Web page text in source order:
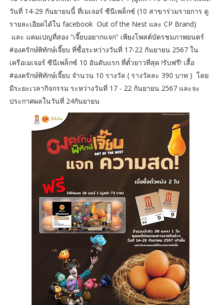
วันที่ 14-29 กันยายนนี้ ที่เมเจอร์ ซีนีเพล็กซ์ (10 สาขาร่วมรายการ ดู
รายละเอียดได้ใน facebook Out of the Nest และ CP Brand)
และ แคมเปญที่สอง “เจี๊ยบอยากแจก” เพียงโพสต์บัตรชมภาพยนตร์
#องครักษ์พิทักษ์เจี๊ยบ ที่ซื้อระหว่างวันที่ 17-22 กันยายน 2567 ใน
เครือเมเจอร์ ซีนีเพล็กซ์ 10 อันดับแรก ที่ตั๋วยาวที่สุด !รับฟรี! เสื้อ
#องครักษ์พิทักษ์เจี๊ยบ จำนวน 10 รางวัล ( รางวัลละ 390 บาท ) โดย
มีระยะเวลากิจกรรม ระหว่างวันที่ 17 - 22 กันยายน 2567 และจะ
ประกาศผลในวันที่ 24กันยายน